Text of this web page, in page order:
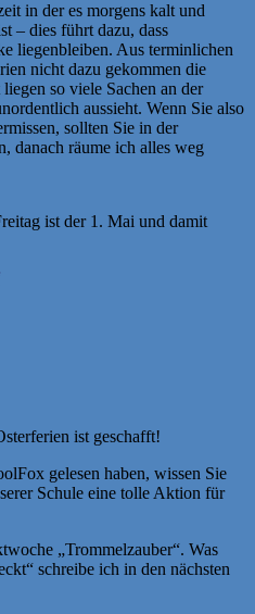
in der es morgens kalt und
– dies führt dazu, dass
liegenbleiben. Aus terminlichen
nicht dazu gekommen die
so viele Sachen an der
aussieht. Wenn Sie also
sollten Sie in der
danach räume ich alles weg
ist der 1. Mai und damit
ist geschafft!
gelesen haben, wissen Sie
Schule eine tolle Aktion für
„Trommelzauber“. Was
schreibe ich in den nächsten